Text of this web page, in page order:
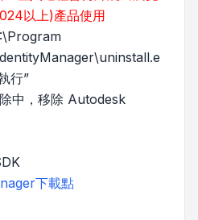
以上)產品使用
行”
中，移除 Autodesk
下載點